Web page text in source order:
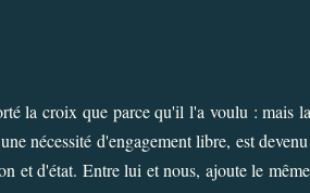
la croix que parce qu'il l'a voulu : mais
nécessité d'engagement libre, est
et d'état. Entre lui et nous, ajoute le